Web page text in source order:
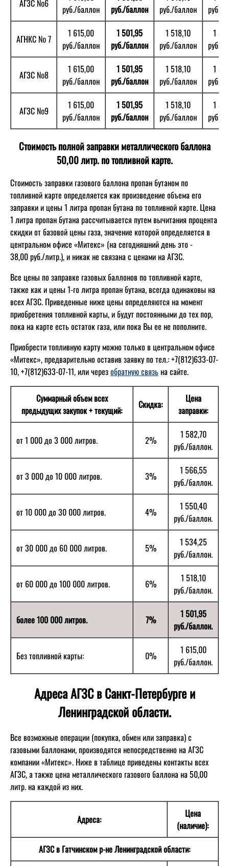
АГЗС №6
руб./баллон
руб./баллон
руб./баллон
руб./
АГНКС № 7
1 615,00
руб./баллон
1 501,95
руб./баллон
1 518,10
руб./баллон
1
руб./
АГЗС №8
1 615,00
руб./баллон
1 501,95
руб./баллон
1 518,10
руб./баллон
1
руб./
АГЗС №9
1 615,00
руб./баллон
1 501,95
руб./баллон
1 518,10
руб./баллон
1
руб./
Стоимость полной заправки металлического баллона
50,00 литр. по топливной карте.
Стоимость заправки газового баллона пропан бутаном по
топливной карте определяется как произведение объема его
заправки и цены 1 литра пропан бутана по топливной карте. Цена
1 литра пропан бутана рассчитывается путем вычитания процента
скидки от базовой цены газа, значение которой определяется в
центральном офисе «Митекс» (на сегодняшний день это -
38,00 руб./литр.), и никак не связана с ценами на АГЗС.
Все цены по заправке газовых баллонов по топливной карте,
также как и цены 1-го литра пропан бутана, всегда одинаковы на
всех АГЗС. Приведенные ниже цены определяются на момент
приобретения топливной карты, и будут постоянными до тех пор,
пока на карте есть остаток газа, или пока Вы ее не пополните.
Приобрести топливную карту можно только в центральном офисе
«Митекс», предварительно оставив заявку по тел.: +7(812)633-07-
10, +7(812)633-07-11, или черезобратную связьна сайте.
Суммарный объем всех
предыдущих закупок + текущий:
Скидка:
Цена
заправки:
от 1 000 до 3 000 литров. 2%
1 582,70
руб./баллон.
от 3 000 до 10 000 литров. 3%
1 566,55
руб./баллон.
от 10 000 до 30 000 литров. 4%
1 550,40
руб./баллон.
от 30 000 до 60 000 литров. 5%
1 534,25
руб./баллон.
от 60 000 до 100 000 литров. 6%
1 518,10
руб./баллон.
более 100 000 литров. 7%
1 501,95
руб./баллон.
Без топливной карты: 0%
1 615,00
руб./баллон.
Адреса АГЗС в Санкт-Петербурге и
Ленинградской области.
Все возможные операции (покупка, обмен или заправка) с
газовыми баллонами, производятся непосредственно на АГЗС
компании «Митекс». Ниже в таблице приведены контакты всех
АГЗС, а также цена металлического газового баллона на 50,00
литр. на каждой из них.
Адреса:
Цена
(наличие):
АГЗС в Гатчинском р-не Ленинградской области: